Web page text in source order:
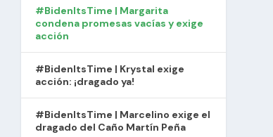
#BidenItsTime | Margarita
condena promesas vacías y exige
acción
#BidenItsTime | Krystal exige
acción: ¡dragado ya!
#BidenItsTime | Marcelino exige el
dragado del Caño Martín Peña